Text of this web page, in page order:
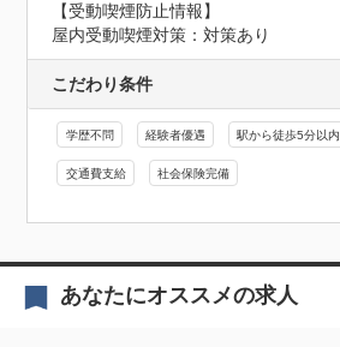
【受動喫煙防止情報】
屋内受動喫煙対策：対策あり
こだわり条件
学歴不問 経験者優遇 駅から徒歩5分以内
交通費支給 社会保険完備
あなたにオススメの求人